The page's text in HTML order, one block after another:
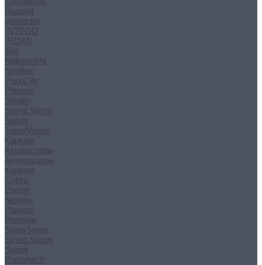
Dunobil
Inspector
INTEGO
IROAD
Mio
Nakamichi
Neoline
ParkCity
Playme
Stealth
Street Storm
Subini
TrendVision
Каркам
Аксессуары
Антирадары
Каркам
Cobra
Escort
Neoline
Playme
Prestige
SilverStone
Street Storm
Subini
Radartech